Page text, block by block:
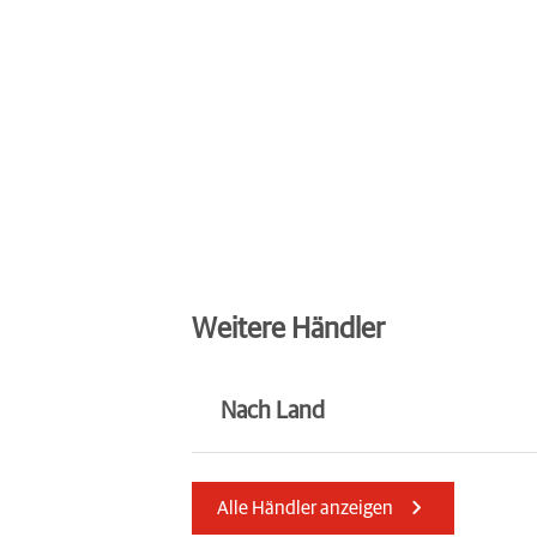
Weitere Händler
Nach Land
Alle Händler anzeigen